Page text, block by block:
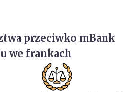
przeciwko mBank
we frankach